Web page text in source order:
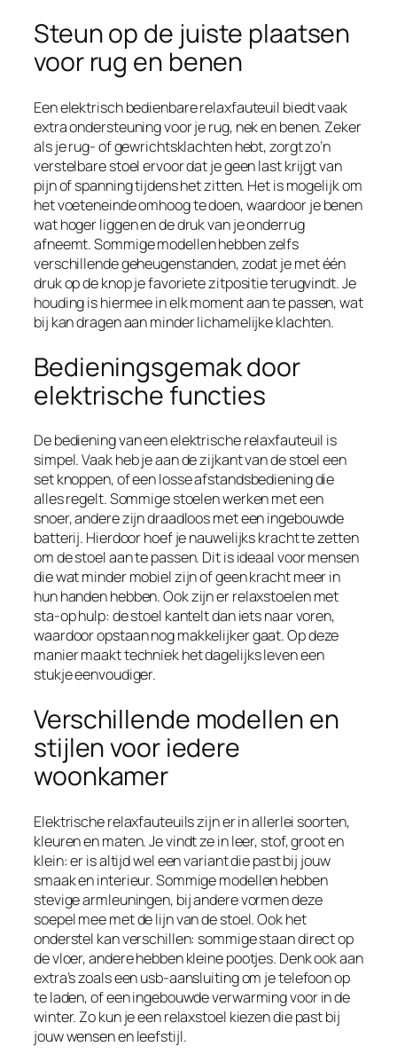
Steun op de juiste plaatsen
voor rug en benen
Een elektrisch bedienbare relaxfauteuil biedt vaak
extra ondersteuning voor je rug, nek en benen. Zeker
als je rug- of gewrichtsklachten hebt, zorgt zo’n
verstelbare stoel ervoor dat je geen last krijgt van
pijn of spanning tijdens het zitten. Het is mogelijk om
het voeteneinde omhoog te doen, waardoor je benen
wat hoger liggen en de druk van je onderrug
afneemt. Sommige modellen hebben zelfs
verschillende geheugenstanden, zodat je met één
druk op de knop je favoriete zitpositie terugvindt. Je
houding is hiermee in elk moment aan te passen, wat
bij kan dragen aan minder lichamelijke klachten.
Bedieningsgemak door
elektrische functies
De bediening van een elektrische relaxfauteuil is
simpel. Vaak heb je aan de zijkant van de stoel een
set knoppen, of een losse afstandsbediening die
alles regelt. Sommige stoelen werken met een
snoer, andere zijn draadloos met een ingebouwde
batterij. Hierdoor hoef je nauwelijks kracht te zetten
om de stoel aan te passen. Dit is ideaal voor mensen
die wat minder mobiel zijn of geen kracht meer in
hun handen hebben. Ook zijn er relaxstoelen met
sta-op hulp: de stoel kantelt dan iets naar voren,
waardoor opstaan nog makkelijker gaat. Op deze
manier maakt techniek het dagelijks leven een
stukje eenvoudiger.
Verschillende modellen en
stijlen voor iedere
woonkamer
Elektrische relaxfauteuils zijn er in allerlei soorten,
kleuren en maten. Je vindt ze in leer, stof, groot en
klein: er is altijd wel een variant die past bij jouw
smaak en interieur. Sommige modellen hebben
stevige armleuningen, bij andere vormen deze
soepel mee met de lijn van de stoel. Ook het
onderstel kan verschillen: sommige staan direct op
de vloer, andere hebben kleine pootjes. Denk ook aan
extra’s zoals een usb-aansluiting om je telefoon op
te laden, of een ingebouwde verwarming voor in de
winter. Zo kun je een relaxstoel kiezen die past bij
jouw wensen en leefstijl.